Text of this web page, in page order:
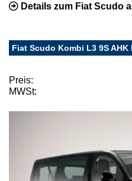
Details zum Fiat Scudo
Fiat Scudo Kombi L3 9S AHK
Preis:
MWSt: